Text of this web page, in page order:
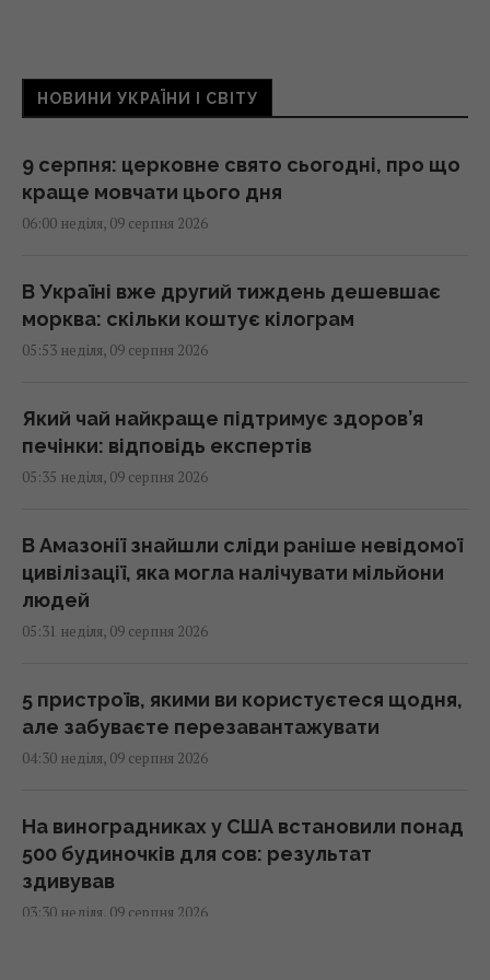
НОВИНИ УКРАЇНИ І СВІТУ
9 серпня: церковне свято сьогодні, про що
краще мовчати цього дня
06:00 неділя, 09 серпня 2026
В Україні вже другий тиждень дешевшає
морква: скільки коштує кілограм
05:53 неділя, 09 серпня 2026
Який чай найкраще підтримує здоров’я
печінки: відповідь експертів
05:35 неділя, 09 серпня 2026
В Амазонії знайшли сліди раніше невідомої
цивілізації, яка могла налічувати мільйони
людей
05:31 неділя, 09 серпня 2026
5 пристроїв, якими ви користуєтеся щодня,
але забуваєте перезавантажувати
04:30 неділя, 09 серпня 2026
На виноградниках у США встановили понад
500 будиночків для сов: результат
здивував
03:30 неділя, 09 серпня 2026